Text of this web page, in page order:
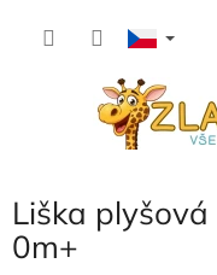
Liška
0m+